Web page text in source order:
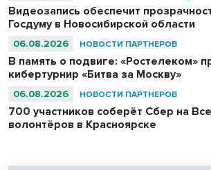
Видеозапись обеспечит
Госдуму в Новосибирской области
06.08.2026 НОВОСТИ ПАРТНЕРОВ
В память о подвиге: «Ростелеком»
кибертурнир «Битва за Москву»
06.08.2026 НОВОСТИ ПАРТНЕРОВ
700 участников соберёт Сбер на
волонтёров в Красноярске